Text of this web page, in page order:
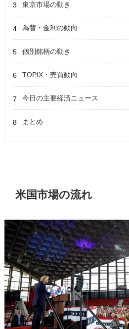
東京市場の動き
為替・金利の動向
個別銘柄の動き
TOPIX・売買動向
今日の主要経済ニュース
まとめ
米国市場の流れ